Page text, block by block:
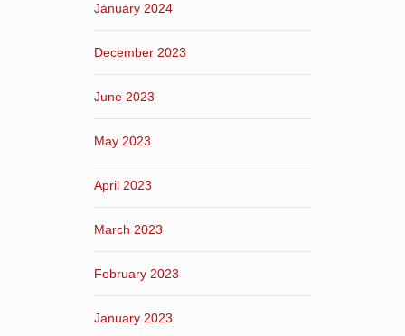
January 2024
December 2023
June 2023
May 2023
April 2023
March 2023
February 2023
January 2023